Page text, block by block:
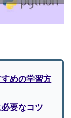
めの学習方
要なコツ